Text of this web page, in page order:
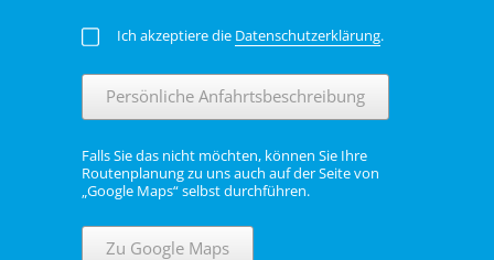
Ich akzeptiere die Datenschutzerklärung.
Persönliche Anfahrtsbeschreibung
Falls Sie das nicht möchten, können Sie Ihre
Routenplanung zu uns auch auf der Seite von
„Google Maps“ selbst durchführen.
Zu Google Maps